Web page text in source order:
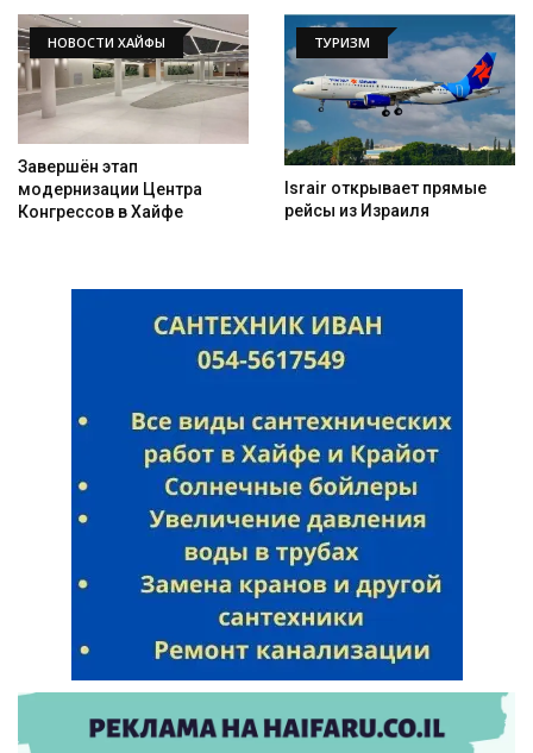
Искать
НОВОСТИ ХАЙФЫ
Завершён этап
модернизации Центра
Конгрессов в Хайфе
ТУРИЗМ
Israir открывает прямые
рейсы из Израиля